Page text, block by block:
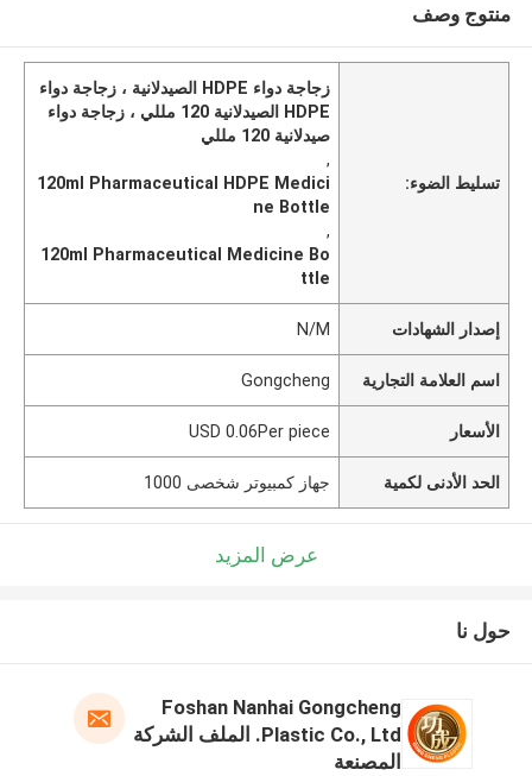
منتوج وصف
تسليط الضوء:
زجاجة دواء HDPE الصيدلانية ، زجاجة دواء
HDPE الصيدلانية 120 مللي ، زجاجة دواء
صيدلانية 120 مللي
,
120ml Pharmaceutical HDPE Medici
ne Bottle
,
120ml Pharmaceutical Medicine Bo
ttle
إصدار الشهادات N/M
اسم العلامة التجارية Gongcheng
الأسعار USD 0.06Per piece
الحد الأدنى لكمية جهاز كمبيوتر شخصى 1000
عرض المزيد
حول نا
Foshan Nanhai Gongcheng
Plastic Co., Ltd. الملف الشركة
المصنعة